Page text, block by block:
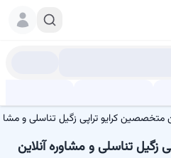
متخصصین کرایو تراپی زگیل تناسلی و
زگیل تناسلی و مشاوره آنلاین